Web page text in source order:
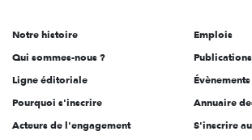
l'engagement
Notre histoire
Qui sommes-nous ?
Ligne éditoriale
Pourquoi s'inscrire
Acteurs de l'engagement
Emplois
Publications
Évènements
Annuaire
S'inscrire